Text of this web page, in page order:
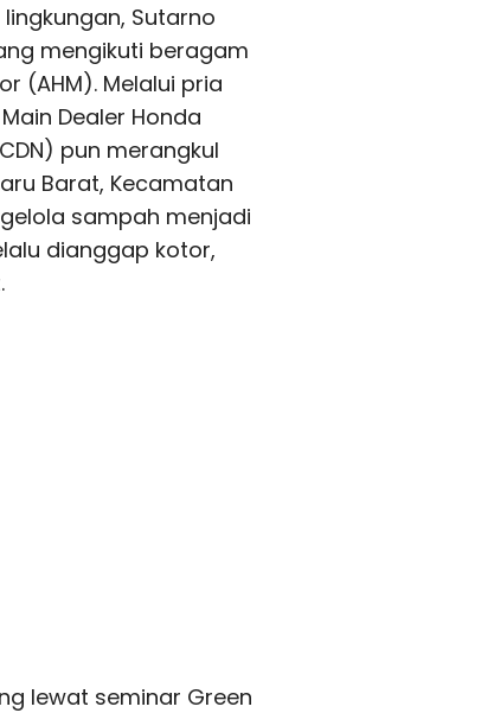
Sutarno
mengikuti beragam
(AHM). Melalui pria
Dealer Honda
pun merangkul
Barat, Kecamatan
sampah menjadi
dianggap kotor,
lewat seminar Green